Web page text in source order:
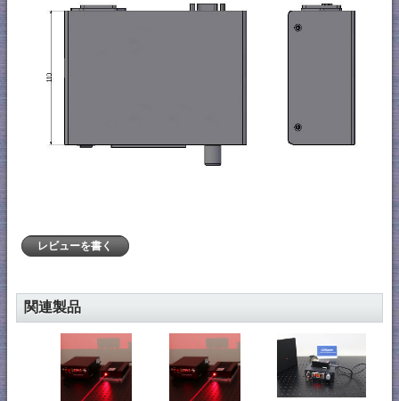
レビューを書く
関連製品